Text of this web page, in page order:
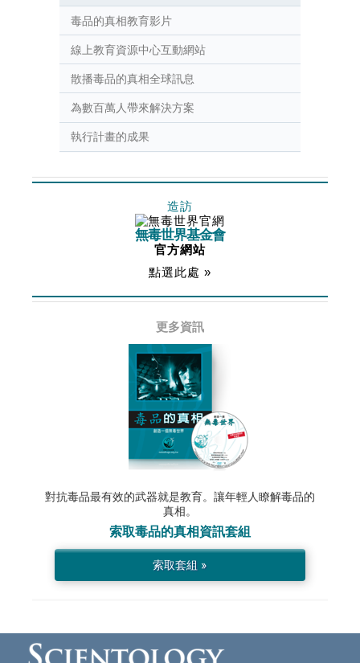
毒品的真相教育影片
線上教育資源中心互動網站
散播毒品的真相全球訊息
為數百萬人帶來解決方案
執行計畫的成果
造訪
無毒世界基金會
官方網站
點選此處 »
更多資訊
對抗毒品最有效的武器就是教育。讓年輕人瞭解毒品的
真相。
索取毒品的真相資訊套組
索取套組 »